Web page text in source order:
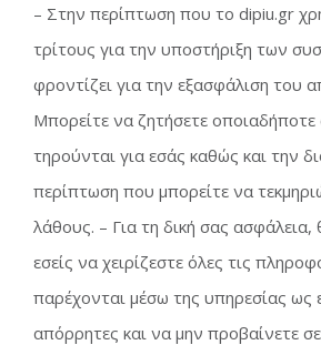
– Στην περίπτωση που το dipiu.gr
τρίτους για την υποστήριξη των
φροντίζει για την εξασφάλιση του
Μπορείτε να ζητήσετε οποιαδήποτε
τηρούνται για εσάς καθώς και την
περίπτωση που μπορείτε να
λάθους. – Για τη δική σας ασφάλεια,
εσείς να χειρίζεστε όλες τις
παρέχονται μέσω της υπηρεσίας ως
απόρρητες και να μην προβαίνετε